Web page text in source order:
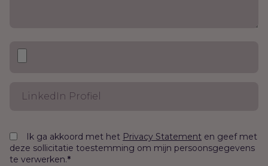
Ik ga akkoord met het Privacy Statement en geef met
deze sollicitatie toestemming om mijn persoonsgegevens
te verwerken.*